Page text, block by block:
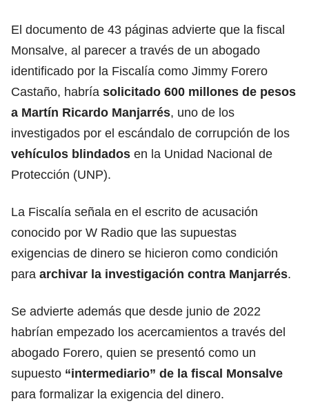
El documento de 43 páginas advierte que la fiscal
Monsalve, al parecer a través de un abogado
identificado por la Fiscalía como Jimmy Forero
Castaño, habría solicitado 600 millones de pesos
a Martín Ricardo Manjarrés, uno de los
investigados por el escándalo de corrupción de los
vehículos blindados en la Unidad Nacional de
Protección (UNP).
La Fiscalía señala en el escrito de acusación
conocido por W Radio que las supuestas
exigencias de dinero se hicieron como condición
para archivar la investigación contra Manjarrés.
Se advierte además que desde junio de 2022
habrían empezado los acercamientos a través del
abogado Forero, quien se presentó como un
supuesto “intermediario” de la fiscal Monsalve
para formalizar la exigencia del dinero.